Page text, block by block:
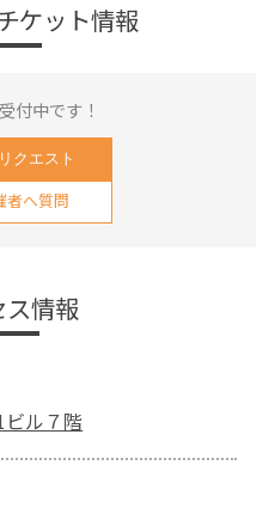
ケット情報
付中です！
クエスト
者へ質問
ス情報
ル７階